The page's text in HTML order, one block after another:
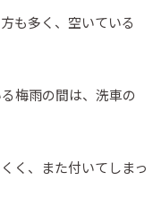
も多く、空いている
梅雨の間は、洗車の
く、また付いてしまっ